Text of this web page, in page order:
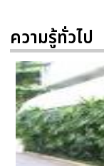
ความรู้ทั่วไป